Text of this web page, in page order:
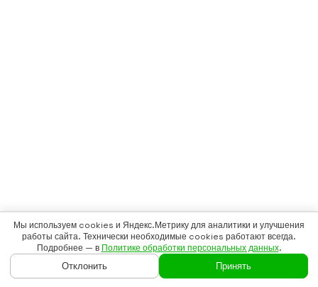
Мы используем cookies и Яндекс.Метрику для аналитики и улучшения
работы сайта. Технически необходимые cookies работают всегда.
Подробнее — в Политике обработки персональных данных.
Отклонить Принять
ГЛАВНАЯ ГАЙДЫ БАДСКАН